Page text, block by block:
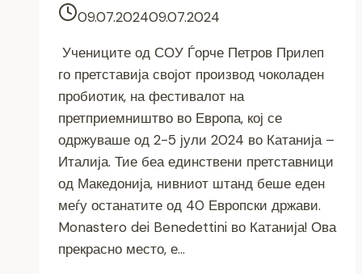
09.07.202409.07.2024
Учениците од СОУ Ѓорче Петров Прилеп
го претставија својот производ чоколаден
пробиотик, на фестивалот на
претприемништво во Европа, кој се
одржуваше од 2-5 јули 2024 во Катанија –
Италија. Тие беа единствени претставници
од Македонија, нивниот штанд беше еден
меѓу останатите од 40 Европски држави.
Monastero dei Benedettini во Катанија! Ова
прекрасно место, е…